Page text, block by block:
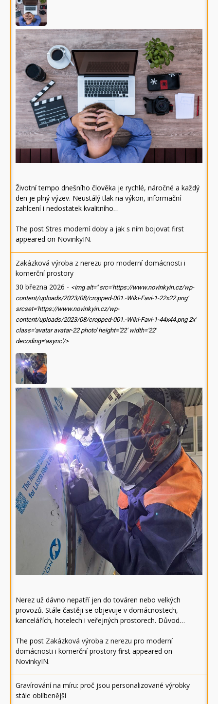
Životní tempo dnešního člověka je rychlé, náročné a každý
den je plný výzev. Neustálý tlak na výkon, informační
zahlcení i nedostatek kvalitního…
The post Stres moderní doby a jak s ním bojovat first
appeared on NovinkyIN.
Zakázková výroba z nerezu pro moderní domácnosti i
komerční prostory
30 března 2026 - <img alt='' src='https://www.novinkyin.cz/wp-
content/uploads/2023/08/cropped-001.-Wiki-Favi-1-22x22.png'
srcset='https://www.novinkyin.cz/wp-
content/uploads/2023/08/cropped-001.-Wiki-Favi-1-44x44.png 2x'
class='avatar avatar-22 photo' height='22' width='22'
decoding='async'/>
Nerez už dávno nepatří jen do továren nebo velkých
provozů. Stále častěji se objevuje v domácnostech,
kancelářích, hotelech i veřejných prostorech. Důvod…
The post Zakázková výroba z nerezu pro moderní
domácnosti i komerční prostory first appeared on
NovinkyIN.
Gravírování na míru: proč jsou personalizované výrobky
stále oblíbenější